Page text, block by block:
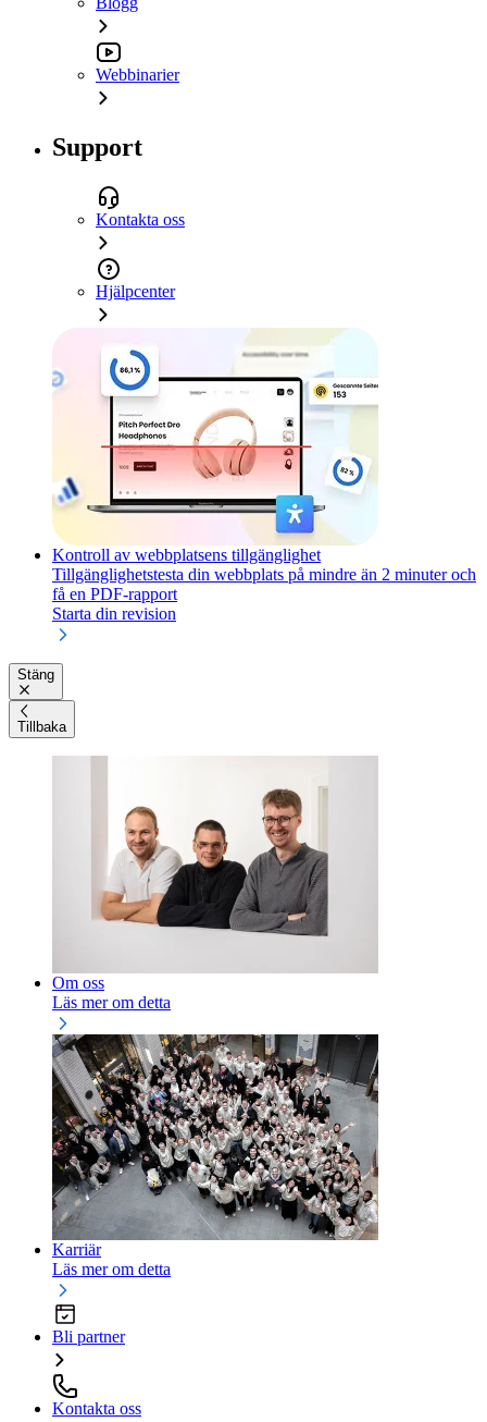
Webbinarier
Support
Kontakta oss
Hjälpcenter
Kontroll av webbplatsens tillgänglighet
Tillgänglighetstesta din webbplats på mindre än 2 minuter och
få en PDF-rapport
Starta din revision
Stäng
Tillbaka
Om oss
Läs mer om detta
Karriär
Läs mer om detta
Bli partner
Kontakta oss